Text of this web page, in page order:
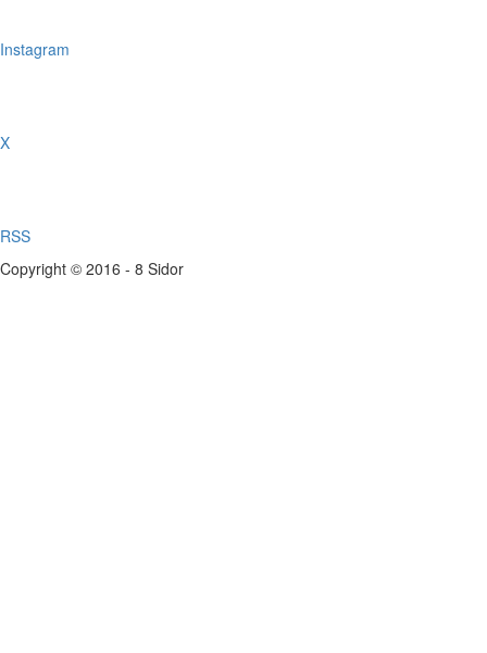
Instagram
X
RSS
Copyright © 2016 - 8 Sidor